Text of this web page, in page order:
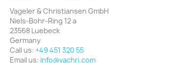
Vageler & Christiansen GmbH
Niels-Bohr-Ring 12 a
23568 Luebeck
Germany
Call us: +49 451 320 55
Email us: info@vachri.com